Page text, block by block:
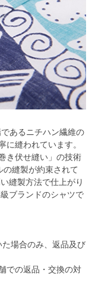
あるニチハン繊維の
に縫われています。
き伏せ縫い」の技術
の縫製が約束されて
縫製方法で仕上がり
ブランドのシャツで
場合のみ、返品及び
での返品・交換の対